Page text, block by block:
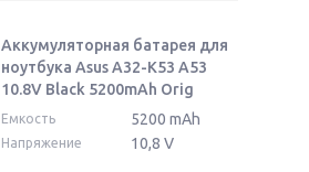
Аккумуляторная батарея для
ноутбука Asus A32-K53 A53
10.8V Black 5200mAh Orig
Емкость 5200 mAh
Напряжение 10,8 V